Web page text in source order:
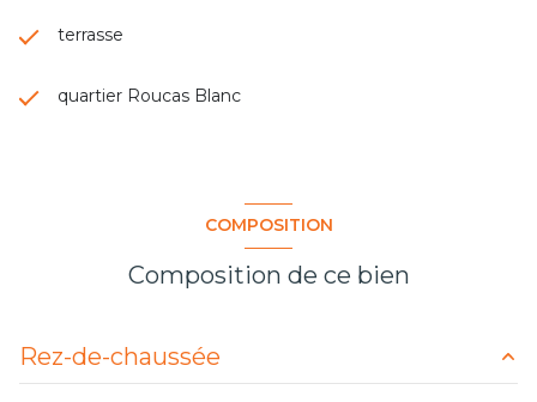
terrasse
quartier Roucas Blanc
COMPOSITION
Composition de ce bien
Rez-de-chaussée